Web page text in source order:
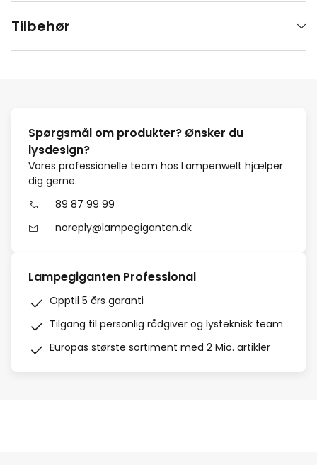
Tilbehør
Spørgsmål om produkter? Ønsker du
lysdesign?
Vores professionelle team hos Lampenwelt hjælper
dig gerne.
89 87 99 99
noreply@lampegiganten.dk
Lampegiganten Professional
Opptil 5 års garanti
Tilgang til personlig rådgiver og lysteknisk team
Europas største sortiment med 2 Mio. artikler